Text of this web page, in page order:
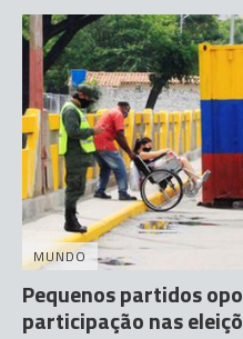
MUNDO
Pequenos partidos
participação nas